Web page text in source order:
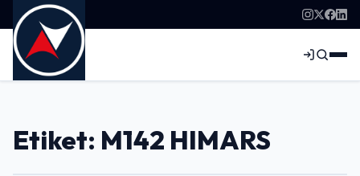
Etiket: M142 HIMARS